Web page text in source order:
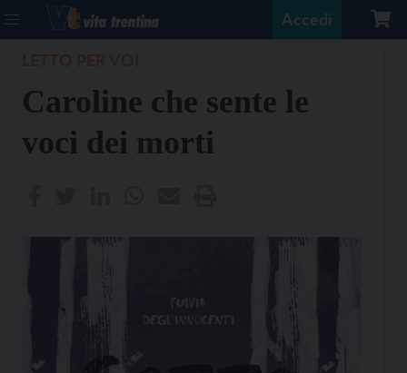
Accedi
Caroline che sente le
voci dei morti